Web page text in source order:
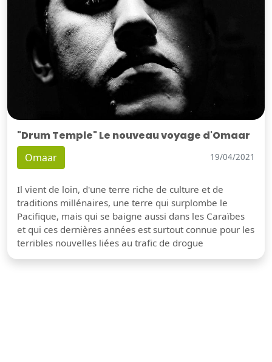
"Drum Temple" Le nouveau voyage d'Omaar
Omaar 19/04/2021
Il vient de loin, d'une terre riche de culture et de
traditions millénaires, une terre qui surplombe le
Pacifique, mais qui se baigne aussi dans les Caraïbes
et qui ces dernières années est surtout connue pour les
terribles nouvelles liées au trafic de drogue